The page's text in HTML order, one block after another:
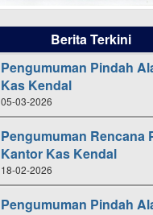
Berita Terkini
Pengumuman Pindah
Kas Kendal
05-03-2026
Pengumuman Rencana
Kantor Kas Kendal
18-02-2026
Pengumuman Pindah